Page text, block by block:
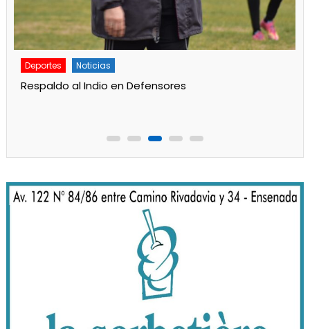
Deportes Noticias
Respaldo al Indio en Defensores